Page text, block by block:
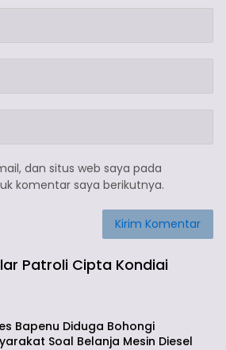
dan situs web saya pada
komentar saya berikutnya.
Patroli Cipta Kondiai
Bapenu Diduga Bohongi
Soal Belanja Mesin Diesel